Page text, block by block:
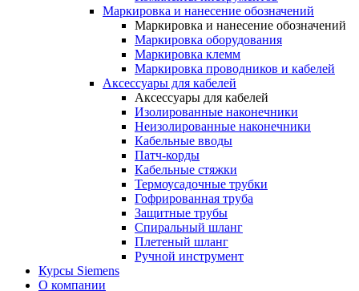
Маркировка и нанесение обозначений
Маркировка и нанесение обозначений
Маркировка оборудования
Маркировка клемм
Маркировка проводников и кабелей
Аксессуары для кабелей
Аксессуары для кабелей
Изолированные наконечники
Неизолированные наконечники
Кабельные вводы
Патч-корды
Кабельные стяжки
Термоусадочные трубки
Гофрированная труба
Защитные трубы
Спиральный шланг
Плетеный шланг
Ручной инструмент
Курсы Siemens
О компании